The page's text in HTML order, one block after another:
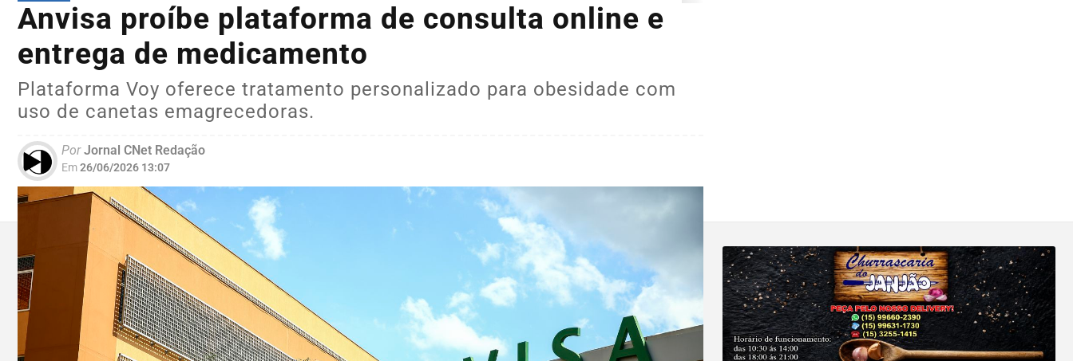
Anvisa proíbe plataforma de consulta online e
entrega de medicamento
Plataforma Voy oferece tratamento personalizado para obesidade com
uso de canetas emagrecedoras.
PorJornal CNet Redação
Em26/06/2026 13:07